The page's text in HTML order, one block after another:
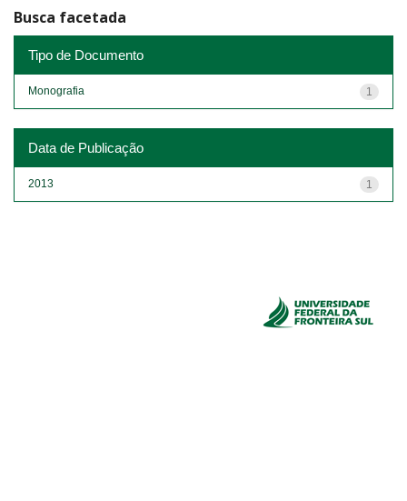
Busca facetada
Tipo de Documento
1
Monografia
Data de Publicação
1
2013